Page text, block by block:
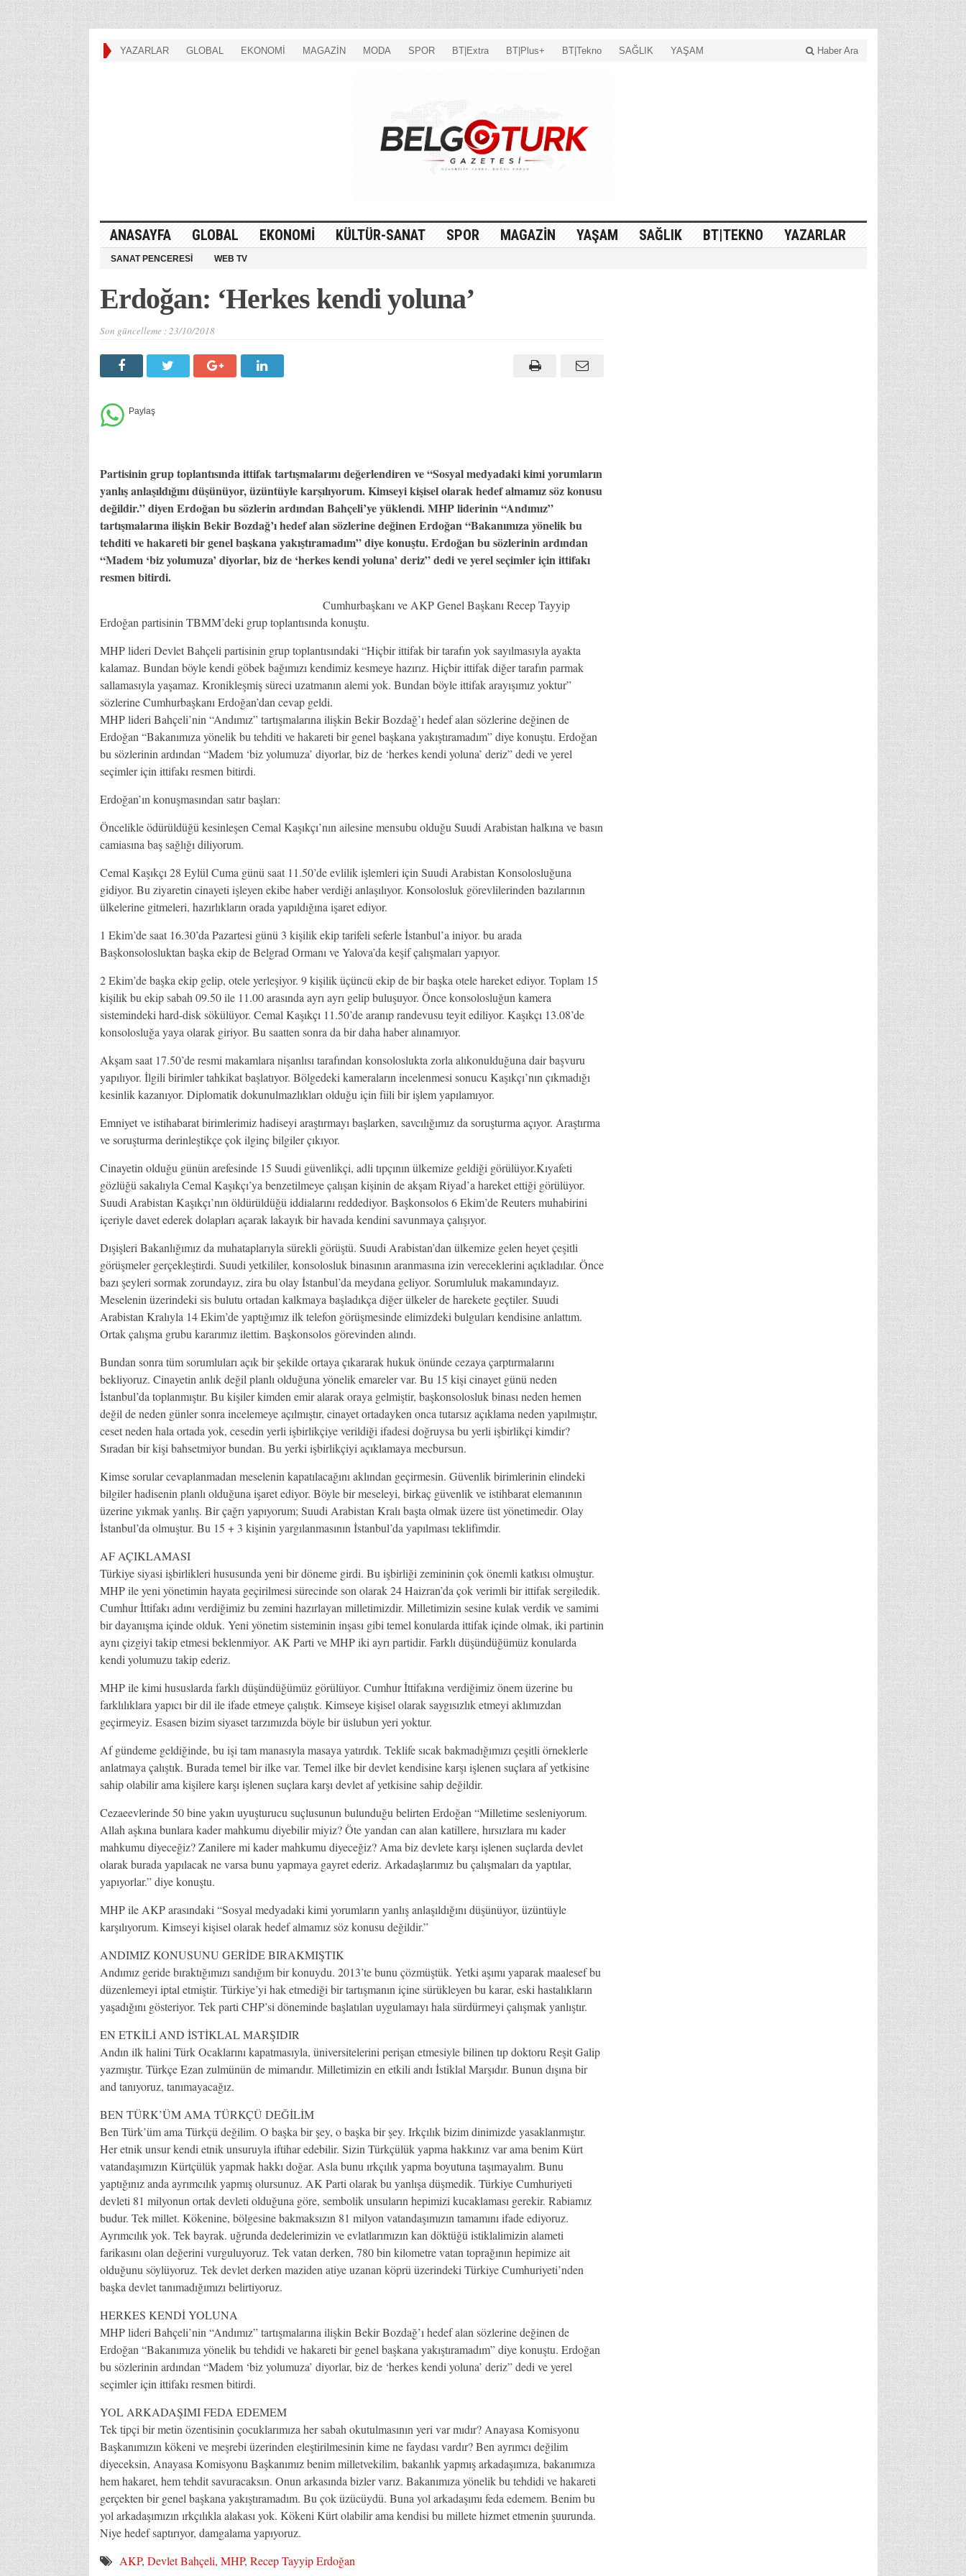
YAZARLAR GLOBAL EKONOMİ MAGAZİN MODA SPOR BT|Extra BT|Plus+ BT|Tekno SAĞLIK YAŞAM Haber Ara
ANASAYFA GLOBAL EKONOMİ KÜLTÜR-SANAT SPOR MAGAZİN YAŞAM SAĞLIK BT|TEKNO YAZARLAR
SANAT PENCERESİ WEB TV
Erdoğan: ‘Herkes kendi yoluna’
Son güncelleme :23/10/2018
Partisinin grup toplantısında ittifak tartışmalarını değerlendiren ve “Sosyal medyadaki kimi yorumların
yanlış anlaşıldığını düşünüyor, üzüntüyle karşılıyorum. Kimseyi kişisel olarak hedef almamız söz konusu
değildir.” diyen Erdoğan bu sözlerin ardından Bahçeli’ye yüklendi. MHP liderinin “Andımız”
tartışmalarına ilişkin Bekir Bozdağ’ı hedef alan sözlerine değinen Erdoğan “Bakanımıza yönelik bu
tehditi ve hakareti bir genel başkana yakıştıramadım” diye konuştu. Erdoğan bu sözlerinin ardından
“Madem ‘biz yolumuza’ diyorlar, biz de ‘herkes kendi yoluna’ deriz” dedi ve yerel seçimler için ittifakı
resmen bitirdi.
Cumhurbaşkanı ve AKP Genel Başkanı Recep Tayyip
Erdoğan partisinin TBMM’deki grup toplantısında konuştu.
MHP lideri Devlet Bahçeli partisinin grup toplantısındaki “Hiçbir ittifak bir tarafın yok sayılmasıyla ayakta
kalamaz. Bundan böyle kendi göbek bağımızı kendimiz kesmeye hazırız. Hiçbir ittifak diğer tarafın parmak
sallamasıyla yaşamaz. Kronikleşmiş süreci uzatmanın alemi yok. Bundan böyle ittifak arayışımız yoktur”
sözlerine Cumhurbaşkanı Erdoğan’dan cevap geldi.
MHP lideri Bahçeli’nin “Andımız” tartışmalarına ilişkin Bekir Bozdağ’ı hedef alan sözlerine değinen de
Erdoğan “Bakanımıza yönelik bu tehditi ve hakareti bir genel başkana yakıştıramadım” diye konuştu. Erdoğan
bu sözlerinin ardından “Madem ‘biz yolumuza’ diyorlar, biz de ‘herkes kendi yoluna’ deriz” dedi ve yerel
seçimler için ittifakı resmen bitirdi.
Erdoğan’ın konuşmasından satır başları:
Öncelikle ödürüldüğü kesinleşen Cemal Kaşıkçı’nın ailesine mensubu olduğu Suudi Arabistan halkına ve basın
camiasına baş sağlığı diliyorum.
Cemal Kaşıkçı 28 Eylül Cuma günü saat 11.50’de evlilik işlemleri için Suudi Arabistan Konsolosluğuna
gidiyor. Bu ziyaretin cinayeti işleyen ekibe haber verdiği anlaşılıyor. Konsolosluk görevlilerinden bazılarının
ülkelerine gitmeleri, hazırlıkların orada yapıldığına işaret ediyor.
1 Ekim’de saat 16.30’da Pazartesi günü 3 kişilik ekip tarifeli seferle İstanbul’a iniyor. bu arada
Başkonsolosluktan başka ekip de Belgrad Ormanı ve Yalova’da keşif çalışmaları yapıyor.
2 Ekim’de başka ekip gelip, otele yerleşiyor. 9 kişilik üçüncü ekip de bir başka otele hareket ediyor. Toplam 15
kişilik bu ekip sabah 09.50 ile 11.00 arasında ayrı ayrı gelip buluşuyor. Önce konsolosluğun kamera
sistemindeki hard-disk sökülüyor. Cemal Kaşıkçı 11.50’de aranıp randevusu teyit ediliyor. Kaşıkçı 13.08’de
konsolosluğa yaya olarak giriyor. Bu saatten sonra da bir daha haber alınamıyor.
Akşam saat 17.50’de resmi makamlara nişanlısı tarafından konsoloslukta zorla alıkonulduğuna dair başvuru
yapılıyor. İlgili birimler tahkikat başlatıyor. Bölgedeki kameraların incelenmesi sonucu Kaşıkçı’nın çıkmadığı
kesinlik kazanıyor. Diplomatik dokunulmazlıkları olduğu için fiili bir işlem yapılamıyor.
Emniyet ve istihabarat birimlerimiz hadiseyi araştırmayı başlarken, savcılığımız da soruşturma açıyor. Araştırma
ve soruşturma derinleştikçe çok ilginç bilgiler çıkıyor.
Cinayetin olduğu günün arefesinde 15 Suudi güvenlikçi, adli tıpçının ülkemize geldiği görülüyor.Kıyafeti
gözlüğü sakalıyla Cemal Kaşıkçı’ya benzetilmeye çalışan kişinin de akşam Riyad’a hareket ettiği görülüyor.
Suudi Arabistan Kaşıkçı’nın öldürüldüğü iddialarını reddediyor. Başkonsolos 6 Ekim’de Reuters muhabirini
içeriyle davet ederek dolapları açarak lakayık bir havada kendini savunmaya çalışıyor.
Dışişleri Bakanlığımız da muhataplarıyla sürekli görüştü. Suudi Arabistan’dan ülkemize gelen heyet çeşitli
görüşmeler gerçekleştirdi. Suudi yetkililer, konsolosluk binasının aranmasına izin vereceklerini açıkladılar. Önce
bazı şeyleri sormak zorundayız, zira bu olay İstanbul’da meydana geliyor. Sorumluluk makamındayız.
Meselenin üzerindeki sis bulutu ortadan kalkmaya başladıkça diğer ülkeler de harekete geçtiler. Suudi
Arabistan Kralıyla 14 Ekim’de yaptığımız ilk telefon görüşmesinde elimizdeki bulguları kendisine anlattım.
Ortak çalışma grubu kararımız ilettim. Başkonsolos görevinden alındı.
Bundan sonra tüm sorumluları açık bir şekilde ortaya çıkararak hukuk önünde cezaya çarptırmalarını
bekliyoruz. Cinayetin anlık değil planlı olduğuna yönelik emareler var. Bu 15 kişi cinayet günü neden
İstanbul’da toplanmıştır. Bu kişiler kimden emir alarak oraya gelmiştir, başkonsolosluk binası neden hemen
değil de neden günler sonra incelemeye açılmıştır, cinayet ortadayken onca tutarsız açıklama neden yapılmıştır,
ceset neden hala ortada yok, cesedin yerli işbirlikçiye verildiği ifadesi doğruysa bu yerli işbirlikçi kimdir?
Sıradan bir kişi bahsetmiyor bundan. Bu yerki işbirlikçiyi açıklamaya mecbursun.
Kimse sorular cevaplanmadan meselenin kapatılacağını aklından geçirmesin. Güvenlik birimlerinin elindeki
bilgiler hadisenin planlı olduğuna işaret ediyor. Böyle bir meseleyi, birkaç güvenlik ve istihbarat elemanının
üzerine yıkmak yanlış. Bir çağrı yapıyorum; Suudi Arabistan Kralı başta olmak üzere üst yönetimedir. Olay
İstanbul’da olmuştur. Bu 15 + 3 kişinin yargılanmasının İstanbul’da yapılması teklifimdir.
AF AÇIKLAMASI
Türkiye siyasi işbirlikleri hususunda yeni bir döneme girdi. Bu işbirliği zemininin çok önemli katkısı olmuştur.
MHP ile yeni yönetimin hayata geçirilmesi sürecinde son olarak 24 Haizran’da çok verimli bir ittifak sergiledik.
Cumhur İttifakı adını verdiğimiz bu zemini hazırlayan milletimizdir. Milletimizin sesine kulak verdik ve samimi
bir dayanışma içinde olduk. Yeni yönetim sisteminin inşası gibi temel konularda ittifak içinde olmak, iki partinin
aynı çizgiyi takip etmesi beklenmiyor. AK Parti ve MHP iki ayrı partidir. Farklı düşündüğümüz konularda
kendi yolumuzu takip ederiz.
MHP ile kimi hususlarda farklı düşündüğümüz görülüyor. Cumhur İttifakına verdiğimiz önem üzerine bu
farklılıklara yapıcı bir dil ile ifade etmeye çalıştık. Kimseye kişisel olarak saygısızlık etmeyi aklımızdan
geçirmeyiz. Esasen bizim siyaset tarzımızda böyle bir üslubun yeri yoktur.
Af gündeme geldiğinde, bu işi tam manasıyla masaya yatırdık. Teklife sıcak bakmadığımızı çeşitli örneklerle
anlatmaya çalıştık. Burada temel bir ilke var. Temel ilke bir devlet kendisine karşı işlenen suçlara af yetkisine
sahip olabilir ama kişilere karşı işlenen suçlara karşı devlet af yetkisine sahip değildir.
Cezaeevlerinde 50 bine yakın uyuşturucu suçlusunun bulunduğu belirten Erdoğan “Milletime sesleniyorum.
Allah aşkına bunlara kader mahkumu diyebilir miyiz? Öte yandan can alan katillere, hırsızlara mı kader
mahkumu diyeceğiz? Zanilere mi kader mahkumu diyeceğiz? Ama biz devlete karşı işlenen suçlarda devlet
olarak burada yapılacak ne varsa bunu yapmaya gayret ederiz. Arkadaşlarımız bu çalışmaları da yaptılar,
yapıyorlar.” diye konuştu.
MHP ile AKP arasındaki “Sosyal medyadaki kimi yorumların yanlış anlaşıldığını düşünüyor, üzüntüyle
karşılıyorum. Kimseyi kişisel olarak hedef almamız söz konusu değildir.”
ANDIMIZ KONUSUNU GERİDE BIRAKMIŞTIK
Andımız geride bıraktığımızı sandığım bir konuydu. 2013’te bunu çözmüştük. Yetki aşımı yaparak maalesef bu
düzenlemeyi iptal etmiştir. Türkiye’yi hak etmediği bir tartışmanın içine sürükleyen bu karar, eski hastalıkların
yaşadığını gösteriyor. Tek parti CHP’si döneminde başlatılan uygulamayı hala sürdürmeyi çalışmak yanlıştır.
EN ETKİLİ AND İSTİKLAL MARŞIDIR
Andın ilk halini Türk Ocaklarını kapatmasıyla, üniversitelerini perişan etmesiyle bilinen tıp doktoru Reşit Galip
yazmıştır. Türkçe Ezan zulmünün de mimarıdır. Milletimizin en etkili andı İstiklal Marşıdır. Bunun dışına bir
and tanıyoruz, tanımayacağız.
BEN TÜRK’ÜM AMA TÜRKÇÜ DEĞİLİM
Ben Türk’üm ama Türkçü değilim. O başka bir şey, o başka bir şey. Irkçılık bizim dinimizde yasaklanmıştır.
Her etnik unsur kendi etnik unsuruyla iftihar edebilir. Sizin Türkçülük yapma hakkınız var ama benim Kürt
vatandaşımızın Kürtçülük yapmak hakkı doğar. Asla bunu ırkçılık yapma boyutuna taşımayalım. Bunu
yaptığınız anda ayrımcılık yapmış olursunuz. AK Parti olarak bu yanlışa düşmedik. Türkiye Cumhuriyeti
devleti 81 milyonun ortak devleti olduğuna göre, sembolik unsuların hepimizi kucaklaması gerekir. Rabiamız
budur. Tek millet. Kökenine, bölgesine bakmaksızın 81 milyon vatandaşımızın tamamını ifade ediyoruz.
Ayrımcılık yok. Tek bayrak. uğrunda dedelerimizin ve evlatlarımızın kan döktüğü istiklalimizin alameti
farikasını olan değerini vurguluyoruz. Tek vatan derken, 780 bin kilometre vatan toprağının hepimize ait
olduğunu söylüyoruz. Tek devlet derken maziden atiye uzanan köprü üzerindeki Türkiye Cumhuriyeti’nden
başka devlet tanımadığımızı belirtiyoruz.
HERKES KENDİ YOLUNA
MHP lideri Bahçeli’nin “Andımız” tartışmalarına ilişkin Bekir Bozdağ’ı hedef alan sözlerine değinen de
Erdoğan “Bakanımıza yönelik bu tehdidi ve hakareti bir genel başkana yakıştıramadım” diye konuştu. Erdoğan
bu sözlerinin ardından “Madem ‘biz yolumuza’ diyorlar, biz de ‘herkes kendi yoluna’ deriz” dedi ve yerel
seçimler için ittifakı resmen bitirdi.
YOL ARKADAŞIMI FEDA EDEMEM
Tek tipçi bir metin özentisinin çocuklarımıza her sabah okutulmasının yeri var mıdır? Anayasa Komisyonu
Başkanımızın kökeni ve meşrebi üzerinden eleştirilmesinin kime ne faydası vardır? Ben ayrımcı değilim
diyeceksin, Anayasa Komisyonu Başkanımız benim milletvekilim, bakanlık yapmış arkadaşımıza, bakanımıza
hem hakaret, hem tehdit savuracaksın. Onun arkasında bizler varız. Bakanımıza yönelik bu tehdidi ve hakareti
gerçekten bir genel başkana yakıştıramadım. Bu çok üzücüydü. Buna yol arkadaşımı feda edemem. Benim bu
yol arkadaşımızın ırkçılıkla alakası yok. Kökeni Kürt olabilir ama kendisi bu millete hizmet etmenin şuurunda.
Niye hedef saptırıyor, damgalama yapıyoruz.
AKP, Devlet Bahçeli, MHP, Recep Tayyip Erdoğan